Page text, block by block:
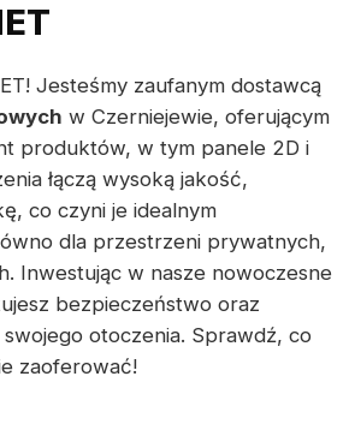
Jesteśmy zaufanym dostawcą
w Czerniejewie, oferującym
produktów, w tym panele 2D i
łączą wysoką jakość,
co czyni je idealnym
dla przestrzeni prywatnych,
Inwestując w nasze nowoczesne
bezpieczeństwo oraz
otoczenia. Sprawdź, co
zaoferować!